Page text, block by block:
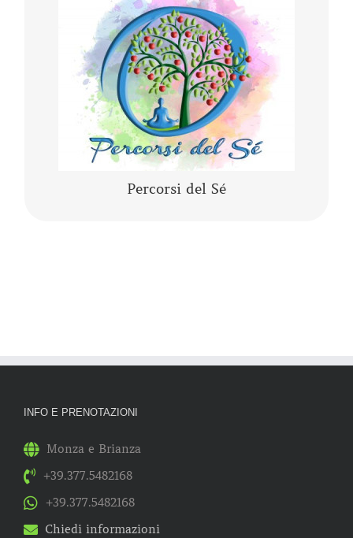
Percorsi del Sé
Lo yoga, la meditazione, la mindfulness, lo
yogaterapia, il rilassamento guidato sono
percorsi del Sé che ci conducono alla porta di
noi stessi.
CONTINUA A LEGGERE
INFO E PRENOTAZIONI
Monza e Brianza
+39.377.5482168
+39.377.5482168
Chiedi informazioni